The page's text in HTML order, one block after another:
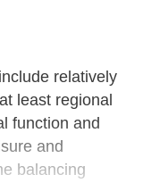
relatively
least regional
function and
and
balancing